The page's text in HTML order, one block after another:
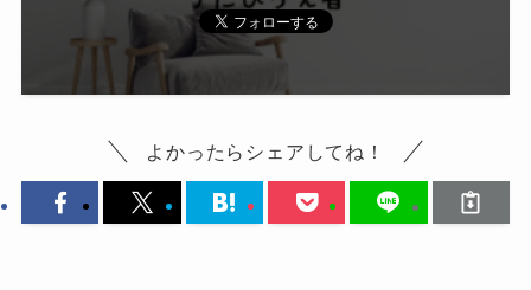
よかったらシェアしてね！